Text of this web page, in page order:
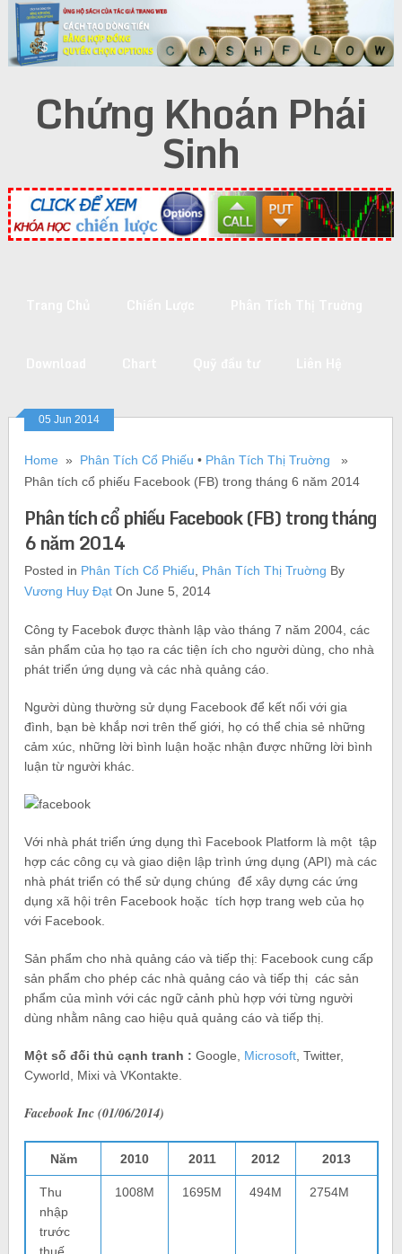
Chứng Khoán Phái
Sinh
05 Jun 2014
Home » Phân Tích Cổ Phiếu • Phân Tích Thị Truờng »
Phân tích cổ phiếu Facebook (FB) trong tháng 6 năm 2014
Phân tích cổ phiếu Facebook (FB) trong tháng
6 năm 2014
Posted in Phân Tích Cổ Phiếu Phân Tích Thị Truờng By
Vương Huy Đạt On June 5, 2014
Công ty Facebok được thành lập vào tháng 7 năm 2004, các
sản phẩm của họ tạo ra các tiện ích cho người dùng, cho nhà
phát triển ứng dụng và các nhà quảng cáo.
Người dùng thường sử dụng Facebook để kết nối với gia
đình, bạn bè khắp nơi trên thế giới, họ có thể chia sẻ những
cảm xúc, những lời bình luận hoặc nhận được những lời bình
luận từ người khác.
Với nhà phát triển ứng dụng thì Facebook Platform là một tập
hợp các công cụ và giao diện lập trình ứng dụng (API) mà các
nhà phát triển có thể sử dụng chúng để xây dựng các ứng
dụng xã hội trên Facebook hoặc tích hợp trang web của họ
với Facebook.
Sản phẩm cho nhà quảng cáo và tiếp thị: Facebook cung cấp
sản phẩm cho phép các nhà quảng cáo và tiếp thị các sản
phẩm của mình với các ngữ cảnh phù hợp với từng người
dùng nhằm nâng cao hiệu quả quảng cáo và tiếp thị.
Một số đối thủ cạnh tranh :Google, Microsoft , Twitter,
Cyworld, Mixi và VKontakte.
Facebook Inc (01/06/2014)
Năm 2010 2011 2012 2013
Thu
nhập
trước
thuế
1008M 1695M 494M 2754M